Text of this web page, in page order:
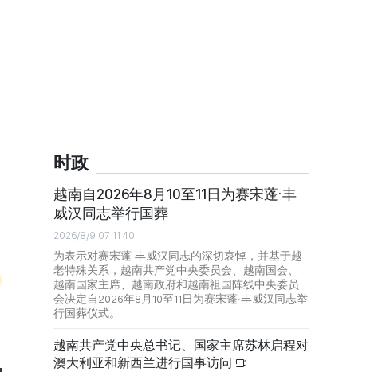
时政
越南自2026年8月10至11日为赛宋蓬·丰
威汉同志举行国葬
2026/8/9 07:11:40
为表示对赛宋蓬·丰威汉同志的深切哀悼，并基于越
老特殊关系，越南共产党中央委员会、越南国会、
越南国家主席、越南政府和越南祖国阵线中央委员
会决定自2026年8月10至11日为赛宋蓬·丰威汉同志举
行国葬仪式。
越南共产党中央总书记、国家主席苏林启程对
澳大利亚和新西兰进行国事访问